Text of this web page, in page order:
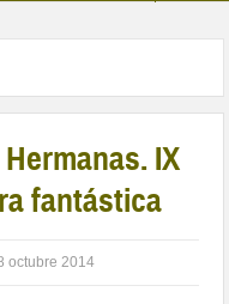
IX
fantástica
octubre 2014